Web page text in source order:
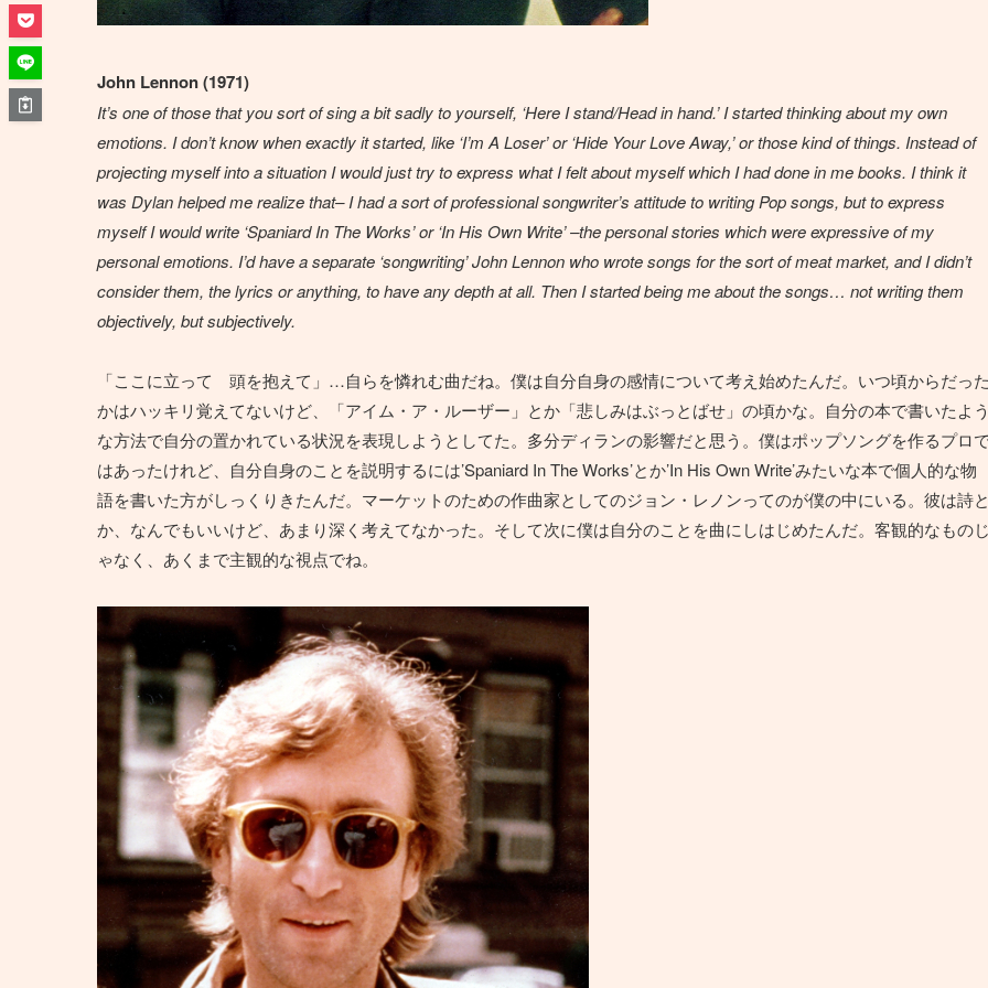
John Lennon (1971)
It’s one of those that you sort of sing a bit sadly to yourself, ‘Here I stand/Head in hand.’ I started thinking about my own
emotions. I don’t know when exactly it started, like ‘I’m A Loser’ or ‘Hide Your Love Away,’ or those kind of things. Instead of
projecting myself into a situation I would just try to express what I felt about myself which I had done in me books. I think it
was Dylan helped me realize that– I had a sort of professional songwriter’s attitude to writing Pop songs, but to express
myself I would write ‘Spaniard In The Works’ or ‘In His Own Write’ –the personal stories which were expressive of my
personal emotions. I’d have a separate ‘songwriting’ John Lennon who wrote songs for the sort of meat market, and I didn’t
consider them, the lyrics or anything, to have any depth at all. Then I started being me about the songs… not writing them
objectively, but subjectively.
「ここに立って 頭を抱えて」…自らを憐れむ曲だね。僕は自分自身の感情について考え始めたんだ。いつ頃からだった
かはハッキリ覚えてないけど、「アイム・ア・ルーザー」とか「悲しみはぶっとばせ」の頃かな。自分の本で書いたよう
な方法で自分の置かれている状況を表現しようとしてた。多分ディランの影響だと思う。僕はポップソングを作るプロ
はあったけれど、自分自身のことを説明するには’Spaniard In The Works’とか’In His Own Write’みたいな本で個人的な物
語を書いた方がしっくりきたんだ。マーケットのための作曲家としてのジョン・レノンってのが僕の中にいる。彼は詩と
か、なんでもいいけど、あまり深く考えてなかった。そして次に僕は自分のことを曲にしはじめたんだ。客観的なものじ
ゃなく、あくまで主観的な視点でね。